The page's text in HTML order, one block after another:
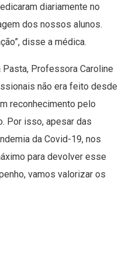
diariamente no
dos nossos alunos.
disse a médica.
Professora Caroline
não era feito desde
reconhecimento pelo
Por isso, apesar das
da Covid-19, nos
para devolver esse
vamos valorizar os